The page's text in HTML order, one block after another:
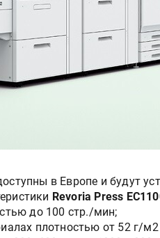
в Европе и будут
Revoria Press
до 100 стр./мин;
плотностью от 52 г/